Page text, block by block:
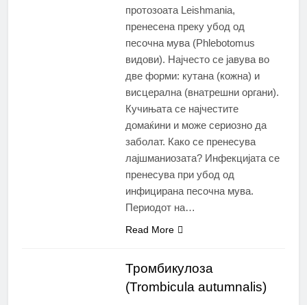
протозоата Leishmania,
пренесена преку убод од
песочна мува (Phlebotomus
видови). Најчесто се јавува во
две форми: кутана (кожна) и
висцерална (внатрешни органи).
Кучињата се најчестите
домаќини и може сериозно да
заболат. Како се пренесува
лајшманиозата? Инфекцијата се
пренесува при убод од
инфицирана песочна мува.
Периодот на…
Read More
Тромбикулоза
(Trombicula autumnalis)